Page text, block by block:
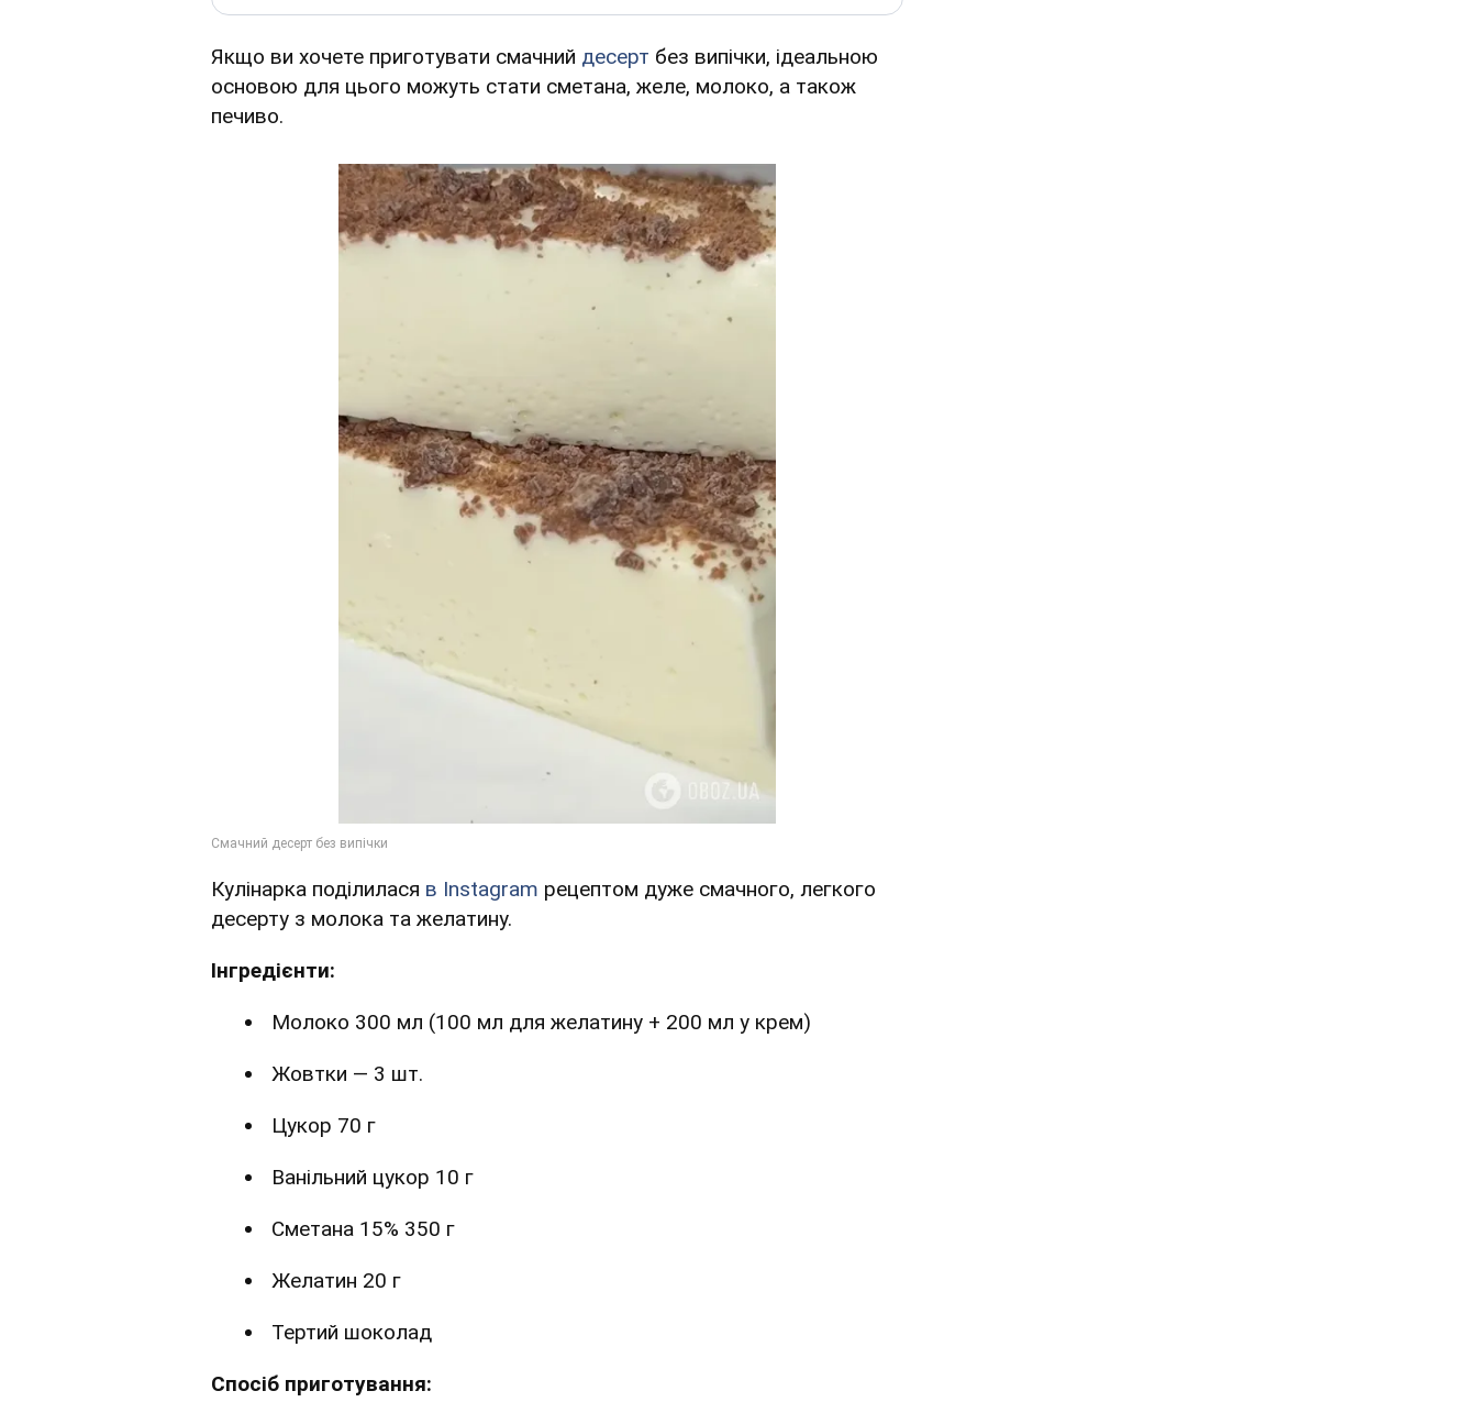
Якщо ви хочете приготувати смачний десерт без випічки, ідеальною
основою для цього можуть стати сметана, желе, молоко, а також
печиво.
Кулінарка поділилася в Instagram рецептом дуже смачного, легкого
десерту з молока та желатину.
Інгредієнти:
Молоко 300 мл (100 мл для желатину + 200 мл у крем)
Жовтки — 3 шт.
Цукор 70 г
Ванільний цукор 10 г
Сметана 15% 350 г
Желатин 20 г
Тертий шоколад
Спосіб приготування: